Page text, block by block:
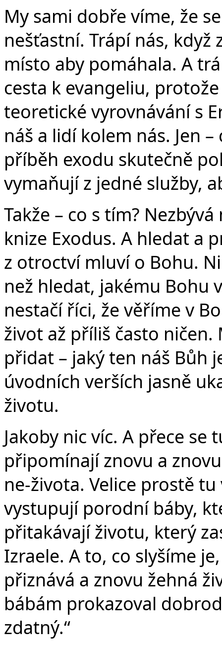
My sami dobře víme, že
nešťastní. Trápí nás,
místo aby pomáhala. A
cesta k evangeliu,
teoretické vyrovnávání s
náš a lidí kolem nás. Jen
příběh exodu skutečně
vymaňují z jedné služby,
Takže – co s tím?
knize Exodus. A hledat a
z otroctví mluví o Bohu.
než hledat, jakému Bohu
nestačí říci, že věříme v
život až příliš často
přidat – jaký ten náš Bůh
úvodních verších jasně
životu.
Jakoby nic víc. A přece
připomínají znovu a
ne-života. Velice prostě
vystupují porodní báby,
přitakávají životu, který
Izraele. A to, co slyšíme
přiznává a znovu žehná
bábám prokazoval
zdatný.“